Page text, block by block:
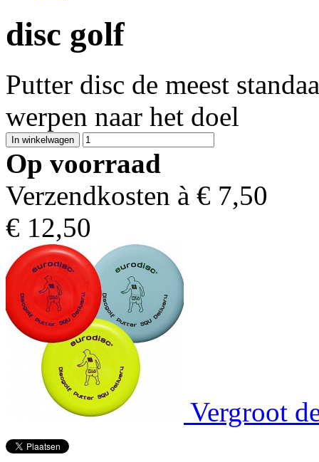
disc golf
Putter disc de meest
werpen naar het doel
Op voorraad
Verzendkosten à € 7,50
€ 12,50
Vergroot